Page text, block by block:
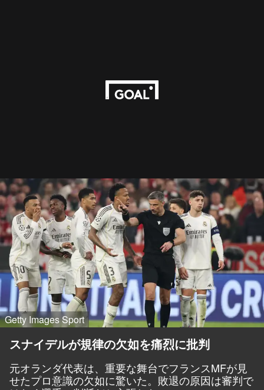
Getty Images Sport
スナイデルが規律の欠如を痛烈に批判
元オランダ代表は、重要な舞台でフランスMFが見
せたプロ意識の欠如に驚いた。敗退の原因は審判で